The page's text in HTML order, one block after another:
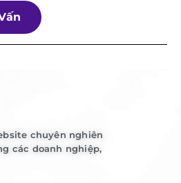
chuyên nghiên
các doanh nghiệp,